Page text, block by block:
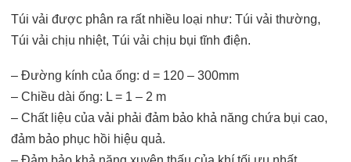
Túi vải được phân ra rất nhiều loại như: Túi vải thường,
Túi vải chịu nhiệt, Túi vải chịu bụi tĩnh điện.
– Đường kính của ống: d = 120 – 300mm
– Chiều dài ống: L = 1 – 2 m
– Chất liệu của vải phải đảm bảo khả năng chứa bụi cao,
đảm bảo phục hồi hiệu quả.